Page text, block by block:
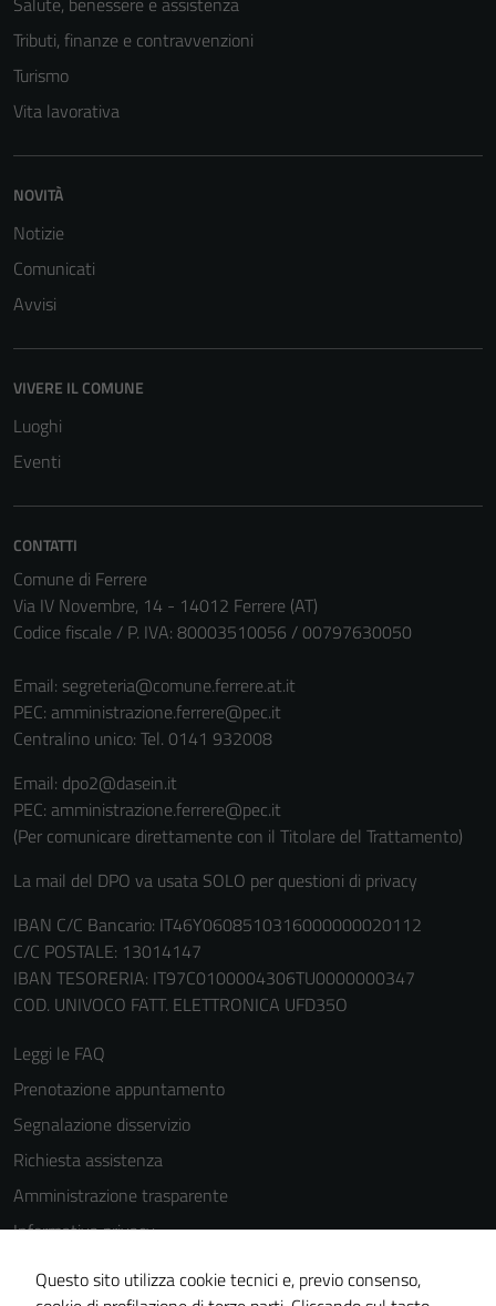
Tributi, finanze e contravvenzioni
Turismo
Vita lavorativa
NOVITÀ
Notizie
Comunicati
Avvisi
VIVERE IL COMUNE
Luoghi
Eventi
CONTATTI
Comune di Ferrere
Via IV Novembre, 14 - 14012 Ferrere (AT)
Codice fiscale / P. IVA: 80003510056 / 00797630050
Email: segreteria@comune.ferrere.at.it
PEC: amministrazione.ferrere@pec.it
Centralino unico: Tel. 0141 932008
Email: dpo2@dasein.it
PEC: amministrazione.ferrere@pec.it
(Per comunicare direttamente con il Titolare del Trattamento)
La mail del DPO va usata SOLO per questioni di privacy
IBAN C/C Bancario: IT46Y0608510316000000020112
C/C POSTALE: 13014147
IBAN TESORERIA: IT97C0100004306TU0000000347
COD. UNIVOCO FATT. ELETTRONICA UFD35O
Leggi le FAQ
Prenotazione appuntamento
Segnalazione disservizio
Richiesta assistenza
Amministrazione trasparente
Informativa privacy
Cookie Policy
Questo sito utilizza cookie tecnici e, previo consenso,